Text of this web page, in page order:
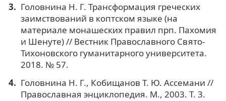
Головнина Н. Г. Трансформация греческих
заимствований в коптском языке (на
материале монашеских правил прп. Пахомия
и Шенуте) // Вестник Православного Свято-
Тихоновского гуманитарного университета.
2018. № 57.
Головнина Н. Г., Кобищанов Т. Ю. Ассемани //
Православная энциклопедия. М., 2003. Т. 3.